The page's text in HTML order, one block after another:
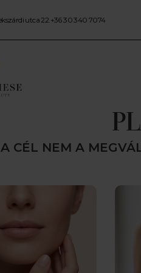
utca 22.+36 30 340 7074
A CÉL NEM A